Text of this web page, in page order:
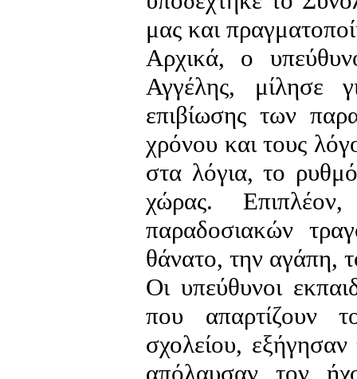
μας και
Αρχικά, ο
Αγγέλης, μίλησε
επιβίωσης των
χρόνου και τους
στα λόγια, το
χώρας.
παραδοσιακών
θάνατο, την αγάπη,
Οι υπεύθυνοι
που απαρτίζουν
σχολείου,
απόλαυσαν τον